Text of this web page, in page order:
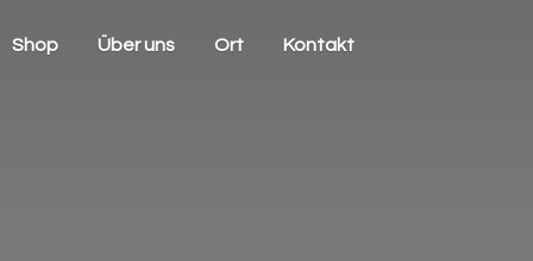
Shop Über uns Ort Kontakt